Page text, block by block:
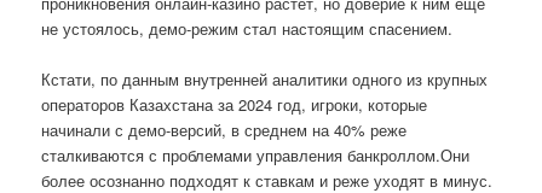
не устоялось, демо-режим стал настоящим спасением.
Кстати, по данным внутренней аналитики одного из крупных
операторов Казахстана за 2024 год, игроки, которые
начинали с демо-версий, в среднем на 40% реже
сталкиваются с проблемами управления банкроллом.Они
более осознанно подходят к ставкам и реже уходят в минус.